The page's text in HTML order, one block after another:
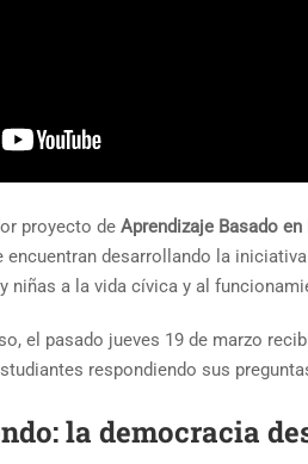
proyecto de Aprendizaje Basado
encuentran desarrollando la iniciativa
niñas a la vida cívica y al
el pasado jueves 19 de marzo
respondiendo sus
la democracia